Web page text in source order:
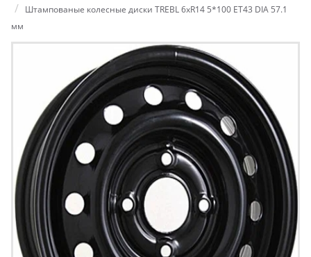
Штампованые колесные диски TREBL 6xR14 5*100 ET43 DIA 57.1
мм